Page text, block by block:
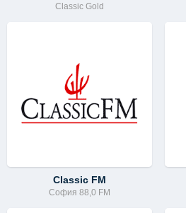
Classic Gold
Classic FM
София 88,0 FM